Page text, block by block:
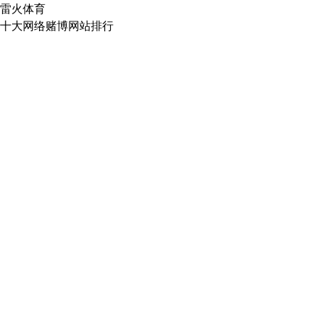
雷火体育
十大网络赌博网站排行